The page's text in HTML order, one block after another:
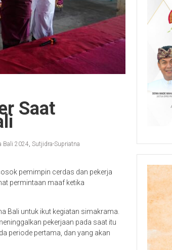
Saat
Bali 2024, Sutjidra-Supriatna
pemimpin cerdas dan pekerja
permintaan maaf ketika
Bali untuk ikut kegiatan simakrama.
pekerjaan pada saat itu
periode pertama, dan yang akan